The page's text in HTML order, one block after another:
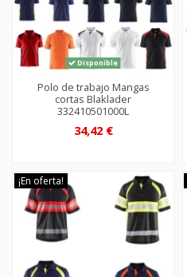
Disponible
Polo de trabajo Mangas
cortas Blaklader
332410501000L
34,42 €
¡En oferta!